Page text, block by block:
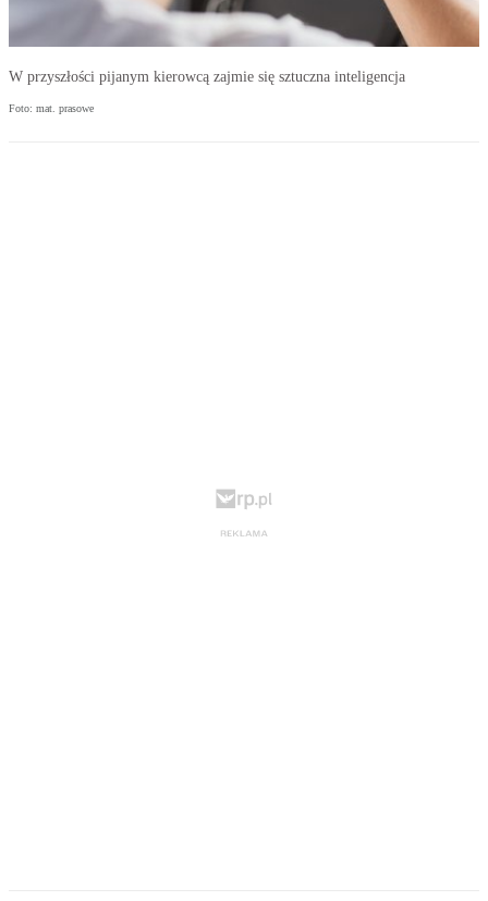
W przyszłości pijanym kierowcą zajmie się sztuczna inteligencja
Foto: mat. prasowe